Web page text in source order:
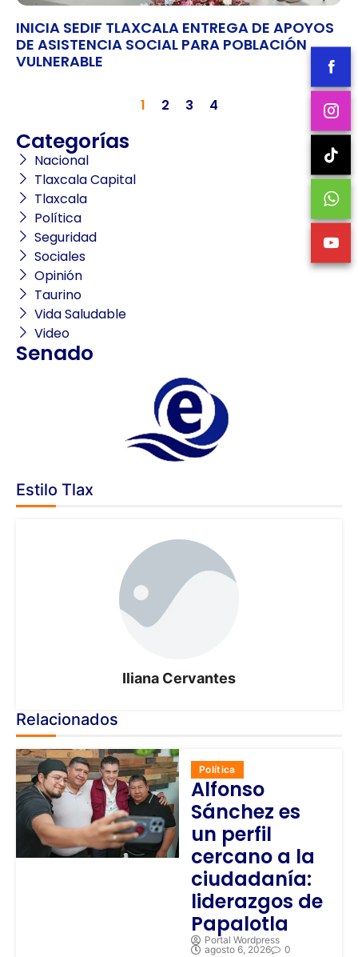
INICIA SEDIF TLAXCALA ENTREGA DE APOYOS
DE ASISTENCIA SOCIAL PARA POBLACIÓN
VULNERABLE
1 2 3 4
Categorías
Nacional
Tlaxcala Capital
Tlaxcala
Política
Seguridad
Sociales
Opinión
Taurino
Vida Saludable
Video
Senado
Estilo Tlax
Iliana Cervantes
Relacionados
Política
Alfonso
Sánchez es
un perfil
cercano a la
ciudadanía:
liderazgos de
Papalotla
Portal Wordpress
agosto 6, 2026
0